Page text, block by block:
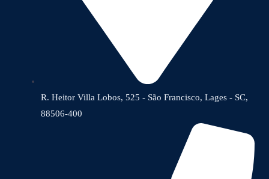
R. Heitor Villa Lobos, 525 - São Francisco, Lages - SC,
88506-400